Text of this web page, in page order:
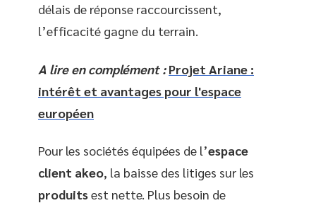
délais de réponse raccourcissent,
l’efficacité gagne du terrain.
A lire en complément : Projet Ariane :
intérêt et avantages pour l'espace
européen
Pour les sociétés équipées de l’espace
client akeo, la baisse des litiges sur les
produitsest nette. Plus besoin de